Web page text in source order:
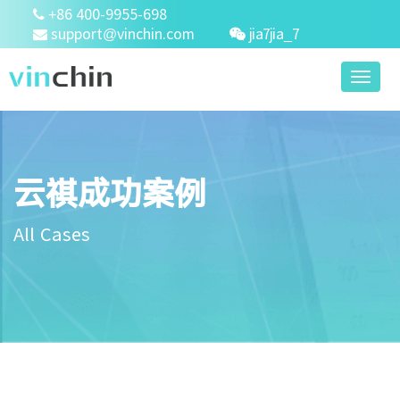
+86 400-9955-698
support@vinchin.com
jia7jia_7
云祺成功案例
All Cases